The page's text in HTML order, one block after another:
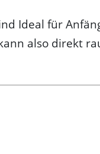
Ideal für
also direkt